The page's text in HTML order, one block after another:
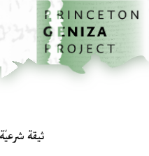
إلى المحتوى الرئيسي
الرئيسية
ثيقة شرعيّة